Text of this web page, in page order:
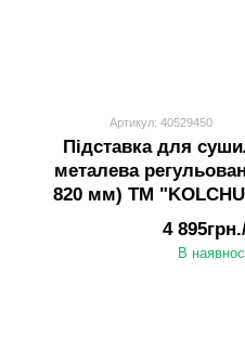
Артикул: 40529450
Підставка для
металева
820 мм) ТМ
4
В